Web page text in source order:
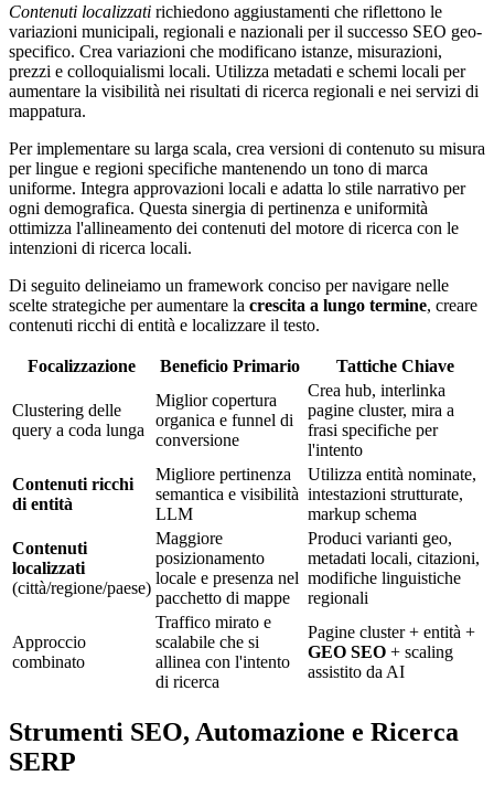
Contenuti localizzati richiedono aggiustamenti che riflettono le
variazioni municipali, regionali e nazionali per il successo SEO geo-
specifico. Crea variazioni che modificano istanze, misurazioni,
prezzi e colloquialismi locali. Utilizza metadati e schemi locali per
aumentare la visibilità nei risultati di ricerca regionali e nei servizi di
mappatura.
Per implementare su larga scala, crea versioni di contenuto su misura
per lingue e regioni specifiche mantenendo un tono di marca
uniforme. Integra approvazioni locali e adatta lo stile narrativo per
ogni demografica. Questa sinergia di pertinenza e uniformità
ottimizza l'allineamento dei contenuti del motore di ricerca con le
intenzioni di ricerca locali.
Di seguito delineiamo un framework conciso per navigare nelle
scelte strategiche per aumentare la crescita a lungo termine, creare
contenuti ricchi di entità e localizzare il testo.
Focalizzazione Beneficio Primario Tattiche Chiave
Clustering delle
query a coda lunga
Miglior copertura
organica e funnel di
conversione
Crea hub, interlinka
pagine cluster, mira a
frasi specifiche per
l'intento
Contenuti ricchi
di entità
Migliore pertinenza
semantica e visibilità
LLM
Utilizza entità nominate,
intestazioni strutturate,
markup schema
Contenuti
localizzati
(città/regione/paese)
Maggiore
posizionamento
locale e presenza nel
pacchetto di mappe
Produci varianti geo,
metadati locali, citazioni,
modifiche linguistiche
regionali
Approccio
combinato
Traffico mirato e
scalabile che si
allinea con l'intento
di ricerca
Pagine cluster + entità +
GEO SEO + scaling
assistito da AI
Strumenti SEO, Automazione e Ricerca
SERP